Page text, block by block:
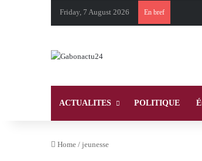
Friday, 7 August 2026 En bref
ACTUALITES POLITIQUE
Home / jeunesse